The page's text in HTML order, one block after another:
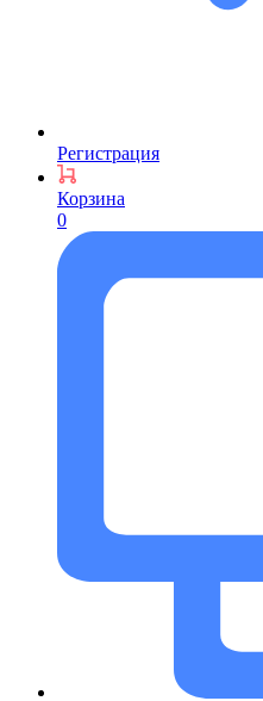
Регистрация
Корзина
0